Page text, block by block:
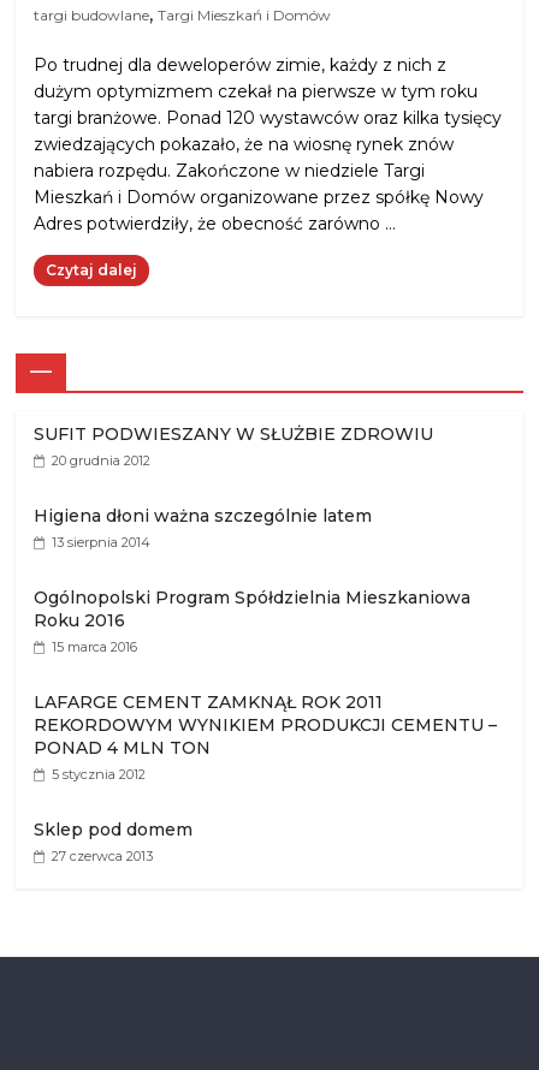
targi budowlane,Targi Mieszkań i Domów
Po trudnej dla deweloperów zimie, każdy z nich z
dużym optymizmem czekał na pierwsze w tym roku
targi branżowe. Ponad 120 wystawców oraz kilka tysięcy
zwiedzających pokazało, że na wiosnę rynek znów
nabiera rozpędu. Zakończone w niedziele Targi
Mieszkań i Domów organizowane przez spółkę Nowy
Adres potwierdziły, że obecność zarówno …
Czytaj dalej
—
SUFIT PODWIESZANY W SŁUŻBIE ZDROWIU
20 grudnia 2012
Higiena dłoni ważna szczególnie latem
13 sierpnia 2014
Ogólnopolski Program Spółdzielnia Mieszkaniowa
Roku 2016
15 marca 2016
LAFARGE CEMENT ZAMKNĄŁ ROK 2011
REKORDOWYM WYNIKIEM PRODUKCJI CEMENTU –
PONAD 4 MLN TON
5 stycznia 2012
Sklep pod domem
27 czerwca 2013